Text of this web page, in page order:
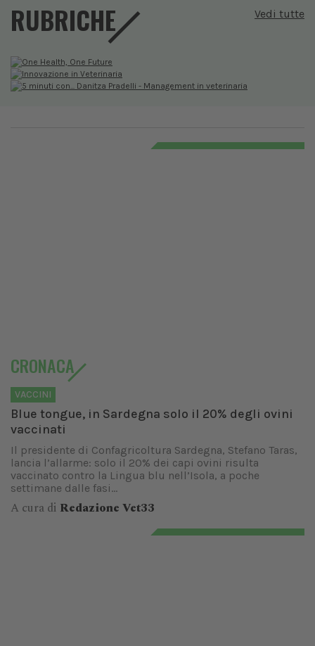
RUBRICHE Vedi tutte
CRONACA
VACCINI
Blue tongue, in Sardegna solo il 20% degli ovini
vaccinati
Il presidente di Confagricoltura Sardegna, Stefano Taras,
lancia l’allarme: solo il 20% dei capi ovini risulta
vaccinato contro la Lingua blu nell’Isola, a poche
settimane dalle fasi...
A cura di Redazione Vet33